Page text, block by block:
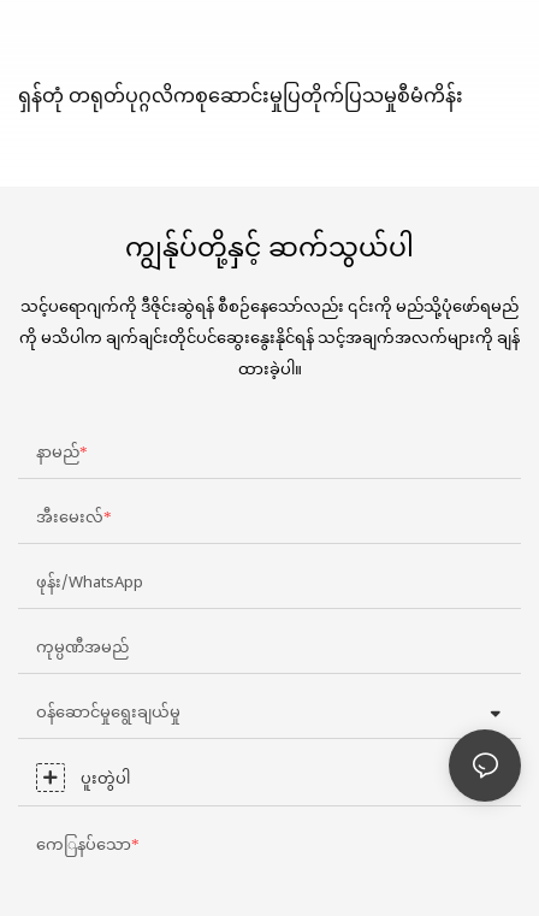
ရှန်တုံ တရုတ်ပုဂ္ဂလိကစုဆောင်းမှုပြတိုက်ပြသမှုစီမံကိန်း
ကျွန်ုပ်တို့နှင့် ဆက်သွယ်ပါ
သင့်ပရောဂျက်ကို ဒီဇိုင်းဆွဲရန် စီစဉ်နေသော်လည်း ၎င်းကို မည်သို့ပုံဖော်ရမည်
ကို မသိပါက ချက်ချင်းတိုင်ပင်ဆွေးနွေးနိုင်ရန် သင့်အချက်အလက်များကို ချန်
ထားခဲ့ပါ။
နာမည်
အီးမေးလ်
ဖုန်း/WhatsApp
ကုမ္ပဏီအမည်
ဝန်ဆောင်မှုရွေးချယ်မှု
ပူးတွဲပါ
ကေြနပ်သော